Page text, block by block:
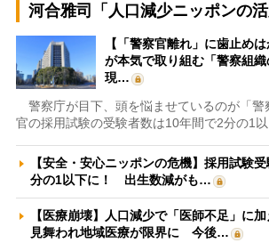
河合雅司「人口減少ニッポンの活
【「警察官離れ」に歯止め
が本気で取り組む「警察組
現…
警察庁が目下、頭を悩ませているのが「警
官の採用試験の受験者数は10年間で2分の1以
【安全・安心ニッポンの危機】採用試験
分の1以下に！ 出生数減がも…
【医療崩壊】人口減少で「医師不足」に
見舞われ地域医療が限界に 今後…